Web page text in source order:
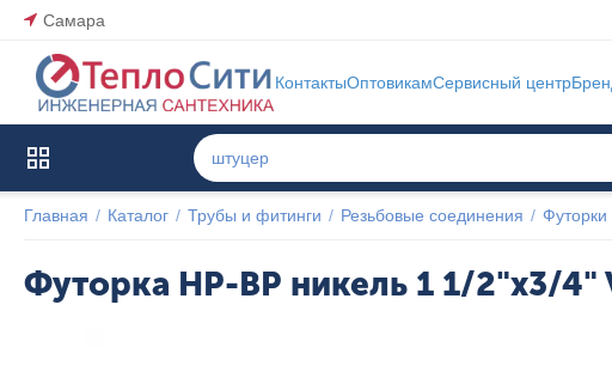
Самара
КонтактыОптовикамСервисный центр
Главная / Каталог / Трубы и фитинги / Резьбовые соединения / Футорки
Футорка НР-ВР никель 1 1/2"x3/4"